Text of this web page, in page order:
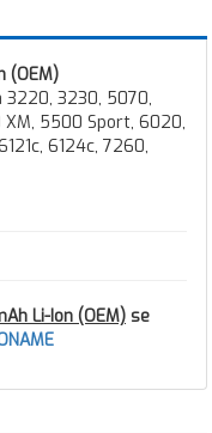
(OEM)
3220, 3230, 5070,
XM, 5500 Sport, 6020,
6124c, 7260,
Li-Ion (OEM) se